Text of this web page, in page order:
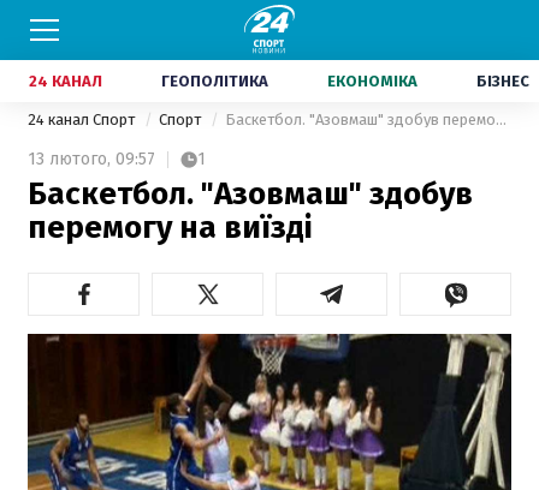
24 КАНАЛ ГЕОПОЛІТИКА ЕКОНОМІКА БІЗНЕС
24 канал Спорт Спорт Баскетбол. "Азовмаш" здобув перемогу на виїзді
13 лютого, 09:57 1
Баскетбол. "Азовмаш" здобув
перемогу на виїзді